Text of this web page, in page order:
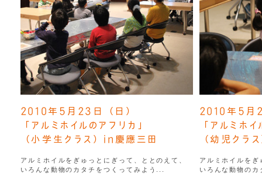
2010年5月23日（日）
「アルミホイルのアフリカ」
（小学生クラス）in慶應三田
アルミホイルをぎゅっとにぎって、ととのえて、
いろんな動物のカタチをつくってみよう...
2010年5月
「アルミホ
（幼児クラ
アルミホイルを
いろんな動物の